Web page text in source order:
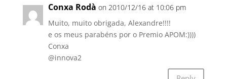
Conxa Rodà on 2010/12/16 at 10:06 pm
Muito, muito obrigada, Alexandre!!!!
e os meus parabéns por o Premio APOM:))))
Conxa
@innova2